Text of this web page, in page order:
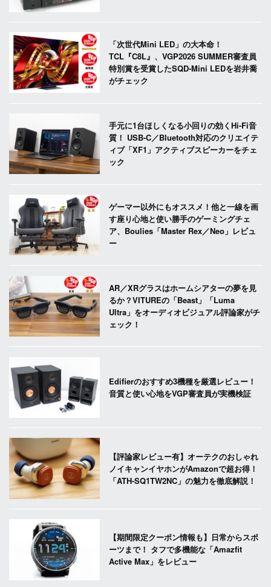
「次世代Mini LED」の大本命！
TCL『C8L』、VGP2026 SUMMER審査員
特別賞を受賞したSQD-Mini LEDを岩井喬
がチェック
手元に1台ほしくなる小回りの効くHi-Fi音
質！ USB-C／Bluetooth対応のクリエイテ
ィブ「XF1」アクティブスピーカーをチェ
ック
ゲーマー以外にもオススメ！他と一線を画
す座り心地と使い勝手のゲーミングチェ
ア、Boulies「Master Rex／Neo」レビュ
ー
AR／XRグラスはホームシアターの夢を見
るか？VITUREの「Beast」「Luma
Ultra」をオーディオビジュアル評論家がチ
ェック！
Edifierのおすすめ3機種を厳選レビュー！
音質と使い心地をVGP審査員が実機検証
【評論家レビュー有】オーテクのおしゃれ
ノイキャンイヤホンがAmazonで超お得！
「ATH-SQ1TW2NC」の魅力を徹底解説！
【期間限定クーポン情報も】日常からスポ
ーツまで！ タフで多機能な「Amazfit
Active Max」をレビュー